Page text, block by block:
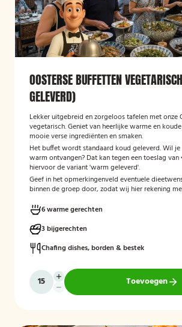
OOSTERSE BUFFETTEN
GELEVERD)
Lekker uitgebreid en zorgeloos tafelen met onze
vegetarisch. Geniet van heerlijke warme en
mooie verse ingrediënten en smaken.
Het buffet wordt standaard koud geleverd. Wil
warm ontvangen? Dat kan tegen een toeslag van
hiervoor de variant 'warm geleverd'.
Geef in het opmerkingenveld eventuele
binnen de groep door, zodat wij hier rekening
6 warme gerechten
3 bijgerechten
Chafing dishes, borden & bestek
Toevoegen